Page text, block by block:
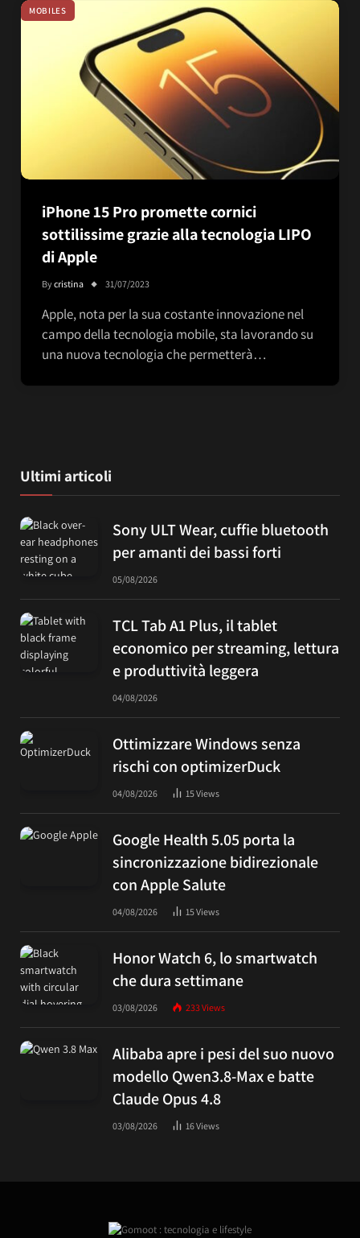
MOBILES
iPhone 15 Pro promette cornici
sottilissime grazie alla tecnologia LIPO
di Apple
Bycristina 31/07/2023
Apple, nota per la sua costante innovazione nel
campo della tecnologia mobile, sta lavorando su
una nuova tecnologia che permetterà…
Ultimi articoli
Sony ULT Wear, cuffie bluetooth
per amanti dei bassi forti
05/08/2026
TCL Tab A1 Plus, il tablet
economico per streaming, lettura
e produttività leggera
04/08/2026
Ottimizzare Windows senza
rischi con optimizerDuck
04/08/2026 15Views
Google Health 5.05 porta la
sincronizzazione bidirezionale
con Apple Salute
04/08/2026 15Views
Honor Watch 6, lo smartwatch
che dura settimane
03/08/2026 233Views
Alibaba apre i pesi del suo nuovo
modello Qwen3.8-Max e batte
Claude Opus 4.8
03/08/2026 16Views